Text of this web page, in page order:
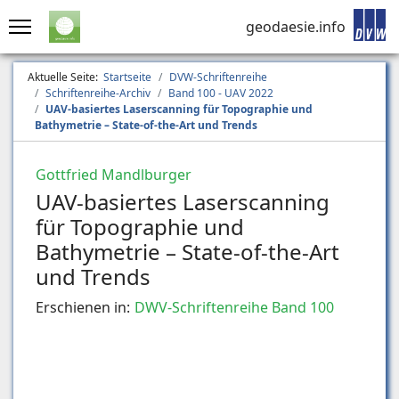
geodaesie.info
Aktuelle Seite: Startseite
DVW-Schriftenreihe
Schriftenreihe-Archiv
Band 100 - UAV 2022
UAV-basiertes Laserscanning für Topographie und
Bathymetrie – State-of-the-Art und Trends
Gottfried Mandlburger
UAV-basiertes Laserscanning
für Topographie und
Bathymetrie – State-of-the-Art
und Trends
Erschienen in: DWV-Schriftenreihe Band 100